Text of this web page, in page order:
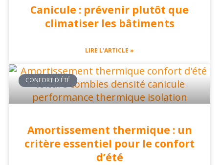
Canicule : prévenir plutôt que
climatiser les bâtiments
LIRE L'ARTICLE »
CONFORT D'ÉTÉ
Amortissement thermique : un
critère essentiel pour le confort
d’été